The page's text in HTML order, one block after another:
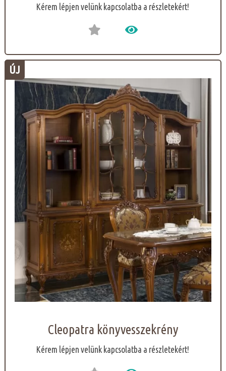
Kérem lépjen velünk kapcsolatba a részletekért!
ÚJ
Cleopatra könyvesszekrény
Kérem lépjen velünk kapcsolatba a részletekért!